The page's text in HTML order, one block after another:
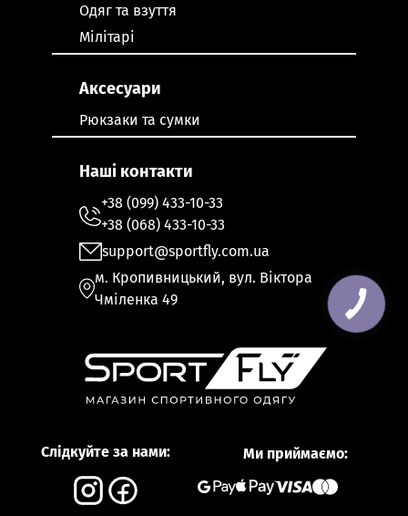
Слідкуйте за нами: Ми приймаємо:
Одяг та взуття
Мілітарі
Аксесуари
Рюкзаки та сумки
Наші контакти
+38 (099) 433-10-33
+38 (068) 433-10-33
support@sportfly.com.ua
м. Кропивницький, вул. Віктора
Чміленка 49